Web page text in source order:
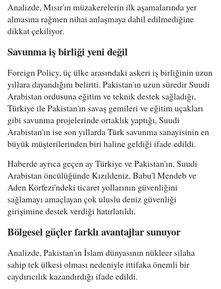
Analizde, Mısır'ın müzakerelerin ilk aşamalarında yer
almasına rağmen nihai anlaşmaya dahil edilmediğine
dikkat çekiliyor.
Savunma iş birliği yeni değil
Foreign Policy, üç ülke arasındaki askeri iş birliğinin uzun
yıllara dayandığını belirtti. Pakistan'ın uzun süredir Suudi
Arabistan ordusuna eğitim ve teknik destek sağladığı,
Türkiye ile Pakistan'ın savaş gemileri ve eğitim uçakları
gibi savunma projelerinde ortaklık yaptığı, Suudi
Arabistan'ın ise son yıllarda Türk savunma sanayisinin en
büyük müşterilerinden biri haline geldiği ifade edildi.
Haberde ayrıca geçen ay Türkiye ve Pakistan'ın, Suudi
Arabistan öncülüğünde Kızıldeniz, Babu'l Mendeb ve
Aden Körfezi'ndeki ticaret yollarının güvenliğini
sağlamayı amaçlayan çok uluslu deniz güvenliği
girişimine destek verdiği hatırlatıldı.
Bölgesel güçler farklı avantajlar sunuyor
Analizde, Pakistan'ın İslam dünyasının nükleer silaha
sahip tek ülkesi olması nedeniyle ittifaka önemli bir
caydırıcılık kazandırdığı ifade edildi.